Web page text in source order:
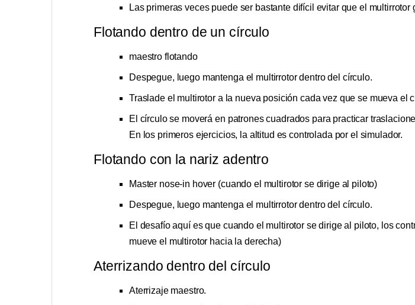
Las primeras veces puede ser bastante difícil evitar que el
Flotando dentro de un círculo
maestro flotando
Despegue, luego mantenga el multirrotor dentro del círculo.
Traslade el multirotor a la nueva posición cada vez que se mueva el
El círculo se moverá en patrones cuadrados para practicar
En los primeros ejercicios, la altitud es controlada por el simulador.
Flotando con la nariz adentro
Master nose-in hover (cuando el multirotor se dirige al piloto)
Despegue, luego mantenga el multirrotor dentro del círculo.
El desafío aquí es que cuando el multirotor se dirige al piloto, los
mueve el multirotor hacia la derecha)
Aterrizando dentro del círculo
Aterrizaje maestro.